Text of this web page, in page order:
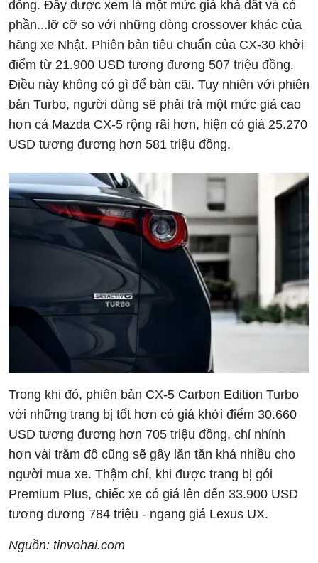
đồng. Đây được xem là một mức giá khá đắt và có
phần...lỡ cỡ so với những dòng crossover khác của
hãng xe Nhật. Phiên bản tiêu chuẩn của CX-30 khởi
điểm từ 21.900 USD tương đương 507 triệu đồng.
Điều này không có gì để bàn cãi. Tuy nhiên với phiên
bản Turbo, người dùng sẽ phải trả một mức giá cao
hơn cả Mazda CX-5 rộng rãi hơn, hiện có giá 25.270
USD tương đương hơn 581 triệu đồng.
Trong khi đó, phiên bản CX-5 Carbon Edition Turbo
với những trang bị tốt hơn có giá khởi điểm 30.660
USD tương đương hơn 705 triệu đồng, chỉ nhỉnh
hơn vài trăm đô cũng sẽ gây lăn tăn khá nhiều cho
người mua xe. Thậm chí, khi được trang bị gói
Premium Plus, chiếc xe có giá lên đến 33.900 USD
tương đương 784 triệu - ngang giá Lexus UX.
Nguồn: tinvohai.com